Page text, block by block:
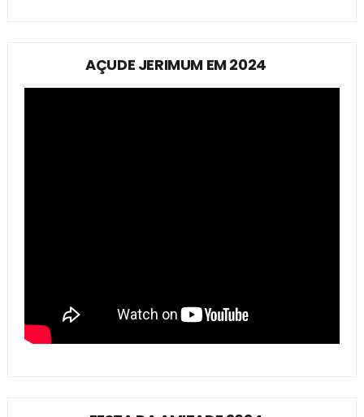
AÇUDE JERIMUM EM 2024